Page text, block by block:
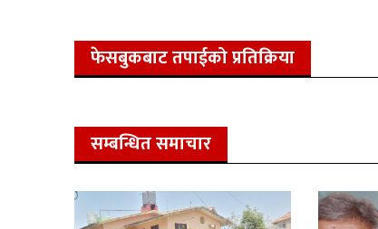
फेसबुकबाट तपाईको प्रतिक्रिया
सम्बन्धित समाचार